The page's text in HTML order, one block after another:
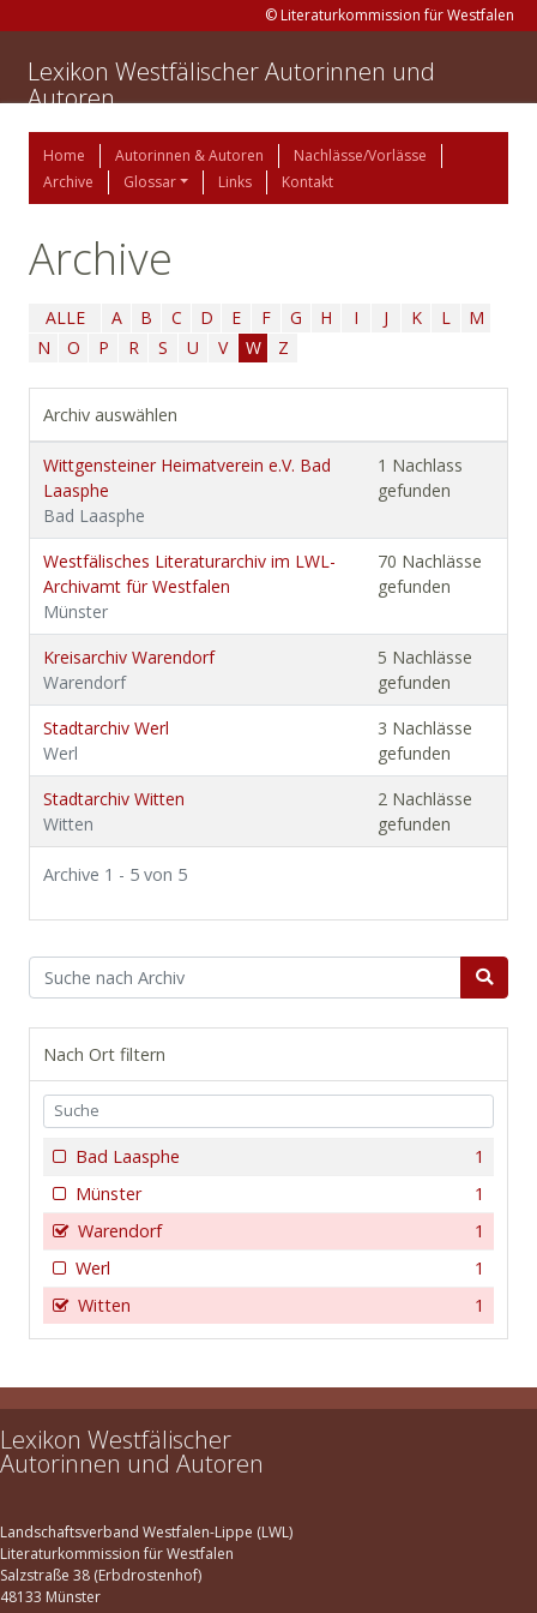
© Literaturkommission für Westfalen
Lexikon Westfälischer Autorinnen und
Autoren
Home Autorinnen & Autoren
Nachlässe/Vorlässe
Archive
Glossar Links Kontakt
Archive
ALLE A B C D E F G H I J K L
M
N
O P R S U V W Z
Archiv auswählen
Wittgensteiner Heimatverein e.V. Bad
Laasphe
Bad Laasphe
1 Nachlass
gefunden
Westfälisches Literaturarchiv im LWL-
Archivamt für Westfalen
Münster
70 Nachlässe
gefunden
Kreisarchiv Warendorf
Warendorf
5 Nachlässe
gefunden
Stadtarchiv Werl
Werl
3 Nachlässe
gefunden
Stadtarchiv Witten
Witten
2 Nachlässe
gefunden
Archive 1 - 5 von 5
Nach Ort filtern
1
Bad Laasphe
1
Münster
1
Warendorf
1
Werl
1
Witten
Lexikon Westfälischer
Autorinnen und Autoren
Landschaftsverband Westfalen-Lippe (LWL)
Literaturkommission für Westfalen
Salzstraße 38 (Erbdrostenhof)
48133 Münster